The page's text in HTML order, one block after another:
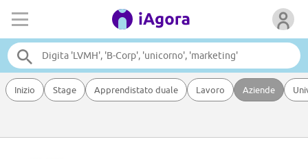
Inizio Stage Apprendistato duale Lavoro Aziende